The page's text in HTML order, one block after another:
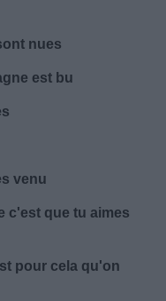
nues
est bu
venu
c'est que tu aimes
pour cela qu'on